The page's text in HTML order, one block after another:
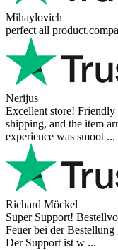
Mihaylovich
perfect all
Nerijus
Excellent store! Friendly
shipping, and the item
experience was smoot ...
Richard Möckel
Super Support!
Feuer bei der
Der Support ist w ...